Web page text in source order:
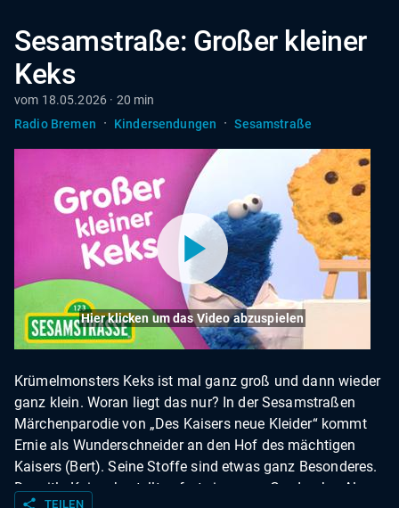
Sesamstraße: Großer kleiner
Keks
vom 18.05.2026 · 20 min
Radio Bremen
· Kindersendungen · Sesamstraße
Hier klicken um das Video abzuspielen
Krümelmonsters Keks ist mal ganz groß und dann wieder
ganz klein. Woran liegt das nur? In der Sesamstraßen
Märchenparodie von „Des Kaisers neue Kleider“ kommt
Ernie als Wunderschneider an den Hof des mächtigen
Kaisers (Bert). Seine Stoffe sind etwas ganz Besonderes.
Der eitle Kaiser bestellt sofort eine neue Garderobe. Als er
share TEILEN